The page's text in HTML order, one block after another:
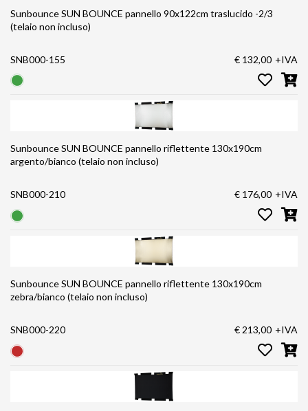
Sunbounce SUN BOUNCE pannello 90x122cm traslucido -2/3
(telaio non incluso)
SNB000-155 € 132,00 +IVA
Sunbounce SUN BOUNCE pannello riflettente 130x190cm
argento/bianco (telaio non incluso)
SNB000-210 € 176,00 +IVA
Sunbounce SUN BOUNCE pannello riflettente 130x190cm
zebra/bianco (telaio non incluso)
SNB000-220 € 213,00 +IVA